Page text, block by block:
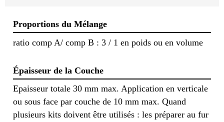
Proportions du Mélange
ratio comp A/ comp B : 3 / 1 en poids ou en volume
Épaisseur de la Couche
Epaisseur totale 30 mm max. Application en verticale
ou sous face par couche de 10 mm max. Quand
plusieurs kits doivent être utilisés : les préparer au fur